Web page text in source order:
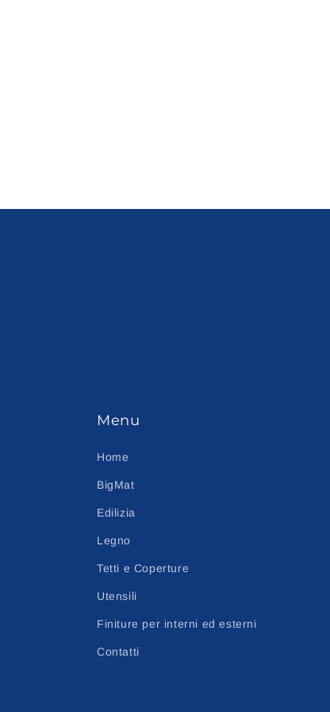
Menu
Home
BigMat
Edilizia
Legno
Tetti e Coperture
Utensili
Finiture per interni ed esterni
Contatti